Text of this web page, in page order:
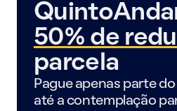
50% de
parcela
Pague apenas parte
até a contemplação